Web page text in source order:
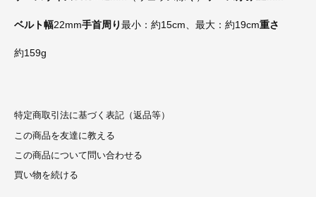
ベルト幅22mm手首周り最小：約15cm、最大：約19cm重さ
約159g
特定商取引法に基づく表記（返品等）
この商品を友達に教える
この商品について問い合わせる
買い物を続ける